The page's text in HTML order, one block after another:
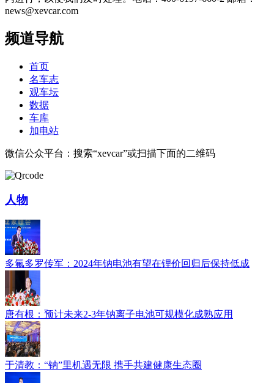
news@xevcar.com
频道导航
首页
名车志
观车坛
数据
车库
加电站
微信公众平台：搜索“xevcar”或扫描下面的二维码
人物
多氟多罗传军：2024年钠电池有望在锂价回归后保持低成
唐有根：预计未来2-3年钠离子电池可规模化成熟应用
于清教：“钠”里机遇无限 携手共建健康生态圈